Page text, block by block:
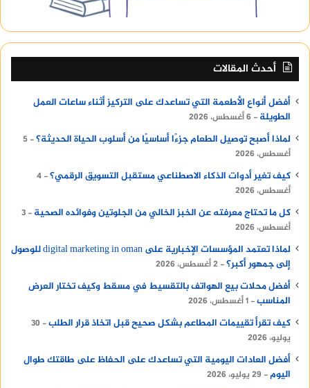
أحدث المقالات
أفضل أنواع الأطعمة التي تساعدك على التركيز أثناء ساعات العمل
الطويلة
6 أغسطس، 2026
لماذا أصبح توصيل الطعام جزءًا أساسيًا من أسلوب الحياة الحديثة؟
5
أغسطس، 2026
كيف تغير أدوات الذكاء الاصطناعي مستقبل التسويق الرقمي؟ 4
أغسطس، 2026
كل ما تحتاج معرفته عن الخبز الخالي من الجلوتين وفوائده الصحية
3
أغسطس، 2026
لماذا تعتمد المؤسسات الإخبارية على digital marketing in oman للوصول
إلى جمهور أكبر؟ 2 أغسطس، 2026
أفضل محلات بيع الهواتف بالتقسيط في مسقط وكيف تختار العرض
المناسب 1 أغسطس، 2026
كيف تقرأ تقييمات المطاعم بشكل صحيح قبل اتخاذ قرار الطلب
30
يوليو، 2026
أفضل العادات اليومية التي تساعدك على الحفاظ على طاقتك طوال
اليوم
29 يوليو، 2026